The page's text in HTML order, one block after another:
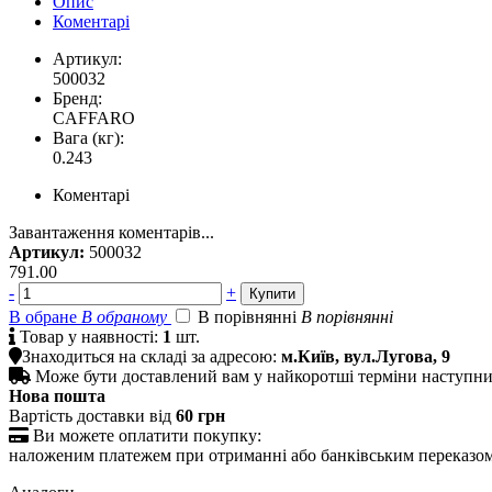
Коментарі
Артикул:
500032
Бренд:
CAFFARO
Вага (кг):
0.243
Коментарі
Завантаження коментарів...
Артикул: 500032
791.00
-
+
В обране В обраному В порівнянні В порівнянні
 Товар у наявності: 1 шт.
Знаходиться на складі за адресою: м.Київ, вул.Лугова, 9
 Може бути доставлений вам у найкоротші терміни
Нова пошта
Вартість доставки від 60 грн
 Ви можете оплатити покупку:
наложеним платежем при отриманні або банківським